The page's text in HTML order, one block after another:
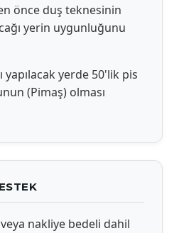
önce duş teknesinin
yerin uygunluğunu
yerde 50'lik pis
(Pimaş) olması
nakliye bedeli dahil